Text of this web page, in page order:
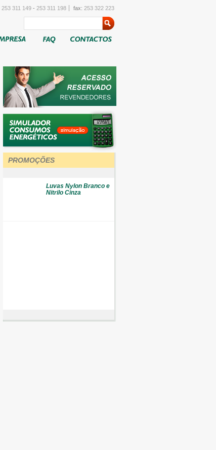
253 311 149 - 253 311 198 fax: 253 322 223
PROMOÇÕES
Luvas Nylon Branco e
Nitrilo Cinza